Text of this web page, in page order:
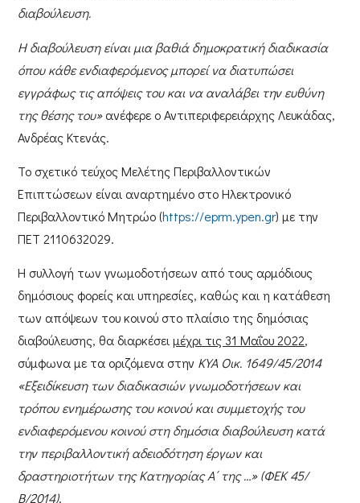
διαβούλευση.
Η διαβούλευση είναι μια βαθιά δημοκρατική διαδικασία
όπου κάθε ενδιαφερόμενος μπορεί να διατυπώσει
εγγράφως τις απόψεις του και να αναλάβει την ευθύνη
της θέσης του»ανέφερε οΑντιπεριφερειάρχης Λευκάδας,
Ανδρέας Κτενάς.
Το σχετικό τεύχος Μελέτης Περιβαλλοντικών
Επιπτώσεων είναι αναρτημένο στοΗλεκτρονικό
Περιβαλλοντικό Μητρώο(https://eprm.ypen.gr) με την
ΠΕΤ 2110632029.
Η συλλογή των γνωμοδοτήσεων από τους αρμόδιους
δημόσιους φορείς και υπηρεσίες, καθώς και η κατάθεση
των απόψεων του κοινού στο πλαίσιο της δημόσιας
διαβούλευσης, θα διαρκέσειμέχρι τις 31 Μαΐου 2022,
σύμφωνα με τα οριζόμενα στην ΚYA Οικ. 1649/45/2014
«Εξειδίκευση των διαδικασιών γνωμοδοτήσεων και
τρόπου ενημέρωσης του κοινού και συμμετοχής του
ενδιαφερόμενου κοινού στη δημόσια διαβούλευση κατά
την περιβαλλοντική αδειοδότηση έργων και
δραστηριοτήτων της Κατηγορίας Α΄ της …» (ΦΕΚ 45/
Β/2014).